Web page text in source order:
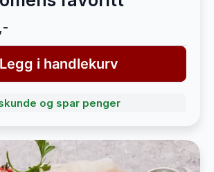
Legg i handlekurv
og spar penger